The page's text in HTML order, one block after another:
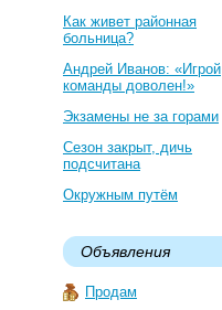
Как живет районная
больница?
Андрей Иванов: «Игрой
команды доволен!»
Экзамены не за горами
Сезон закрыт, дичь
подсчитана
Окружным путём
Объявления
Продам